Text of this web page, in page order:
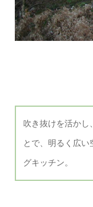
吹き抜けを活かし
とで、明るく広
グキッチン。